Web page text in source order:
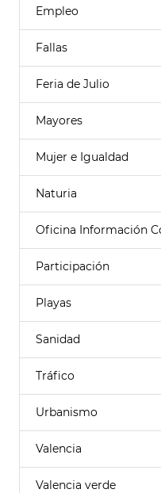
Empleo
Fallas
Feria de Julio
Mayores
Mujer e Igualdad
Naturia
Oficina Información
Participación
Playas
Sanidad
Tráfico
Urbanismo
Valencia
Valencia verde